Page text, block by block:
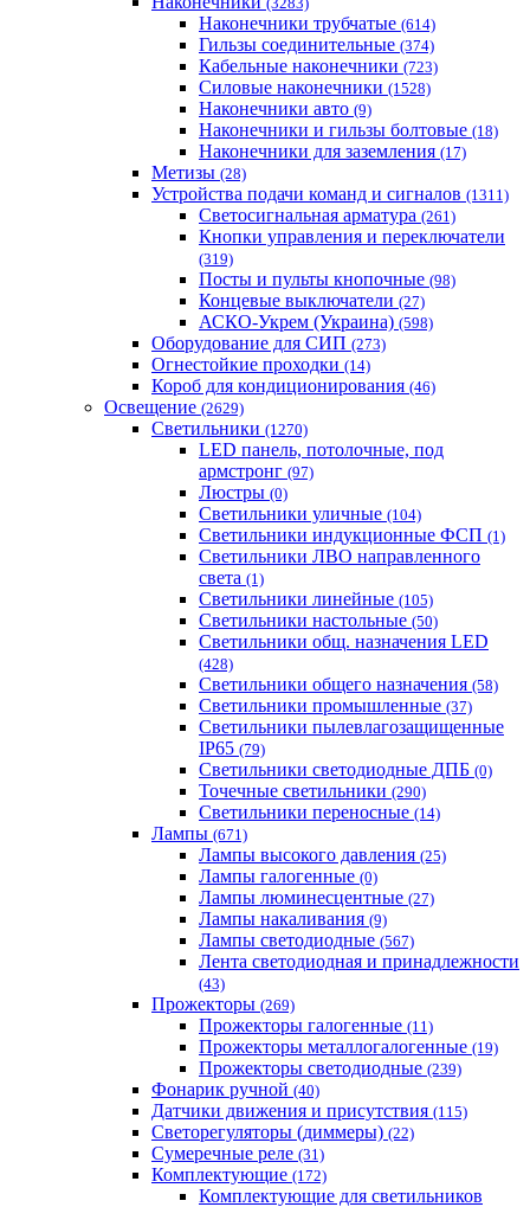
Наконечники трубчатые (614)
Гильзы соединительные (374)
Кабельные наконечники (723)
Силовые наконечники (1528)
Наконечники авто (9)
Наконечники и гильзы болтовые (18)
Наконечники для заземления (17)
Метизы (28)
Устройства подачи команд и сигналов (1311)
Светосигнальная арматура (261)
Кнопки управления и переключатели
(319)
Посты и пульты кнопочные (98)
Концевые выключатели (27)
АСКО-Укрем (Украина) (598)
Оборудование для СИП (273)
Огнестойкие проходки (14)
Короб для кондиционирования (46)
Освещение (2629)
Светильники (1270)
LED панель, потолочные, под
армстронг (97)
Люстры (0)
Светильники уличные (104)
Светильники индукционные ФСП (1)
Светильники ЛВО направленного
света (1)
Светильники линейные (105)
Светильники настольные (50)
Светильники общ. назначения LED
(428)
Светильники общего назначения (58)
Светильники промышленные (37)
Светильники пылевлагозащищенные
IP65 (79)
Светильники светодиодные ДПБ (0)
Точечные светильники (290)
Светильники переносные (14)
Лампы (671)
Лампы высокого давления (25)
Лампы галогенные (0)
Лампы люминесцентные (27)
Лампы накаливания (9)
Лампы светодиодные (567)
Лента светодиодная и принадлежности
(43)
Прожекторы (269)
Прожекторы галогенные (11)
Прожекторы металлогалогенные (19)
Прожекторы светодиодные (239)
Фонарик ручной (40)
Датчики движения и присутствия (115)
Светорегуляторы (диммеры) (22)
Сумеречные реле (31)
Комплектующие (172)
Комплектующие для светильников